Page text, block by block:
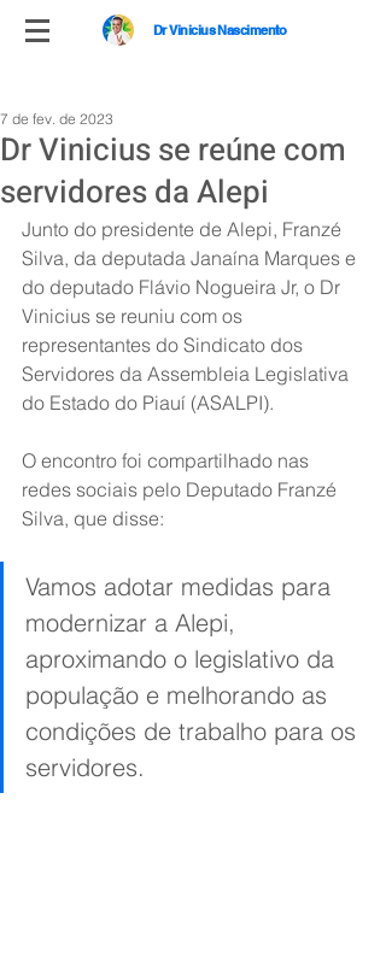
Dr Vinicius Nascimento
Dr Vinicius se reúne com
servidores da Alepi
7 de fev. de 2023
Junto do presidente de Alepi, Franzé
Silva, da deputada Janaína Marques e
do deputado Flávio Nogueira Jr, o Dr
Vinicius se reuniu com os
representantes do Sindicato dos
Servidores da Assembleia Legislativa
do Estado do Piauí (ASALPI).
O encontro foi compartilhado nas
redes sociais pelo Deputado Franzé
Silva, que disse:
Vamos adotar medidas para
modernizar a Alepi,
aproximando o legislativo da
população e melhorando as
condições de trabalho para os
servidores.